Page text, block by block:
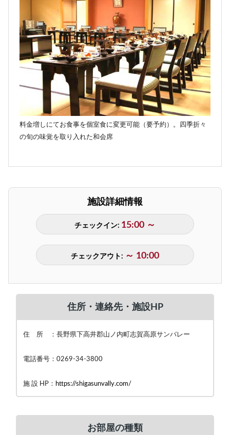
料金増しにてお食事を個室食に変更可能（要予約）。四季折々
の旬の味覚を取り入れた和会席
施設詳細情報
チェックイン: 15:00 ～
チェックアウト: ～ 10:00
住所・連絡先・施設HP
住 所 ：長野県下高井郡山ノ内町志賀高原サンバレー
電話番号：0269-34-3800
施 設 HP： https://shigasunvally.com/
お部屋の種類